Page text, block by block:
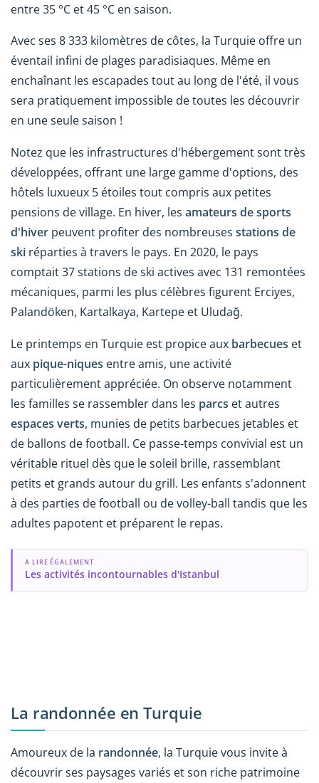
entre 35 °C et 45 °C en saison.
Avec ses 8 333 kilomètres de côtes, la Turquie offre un
éventail infini de plages paradisiaques. Même en
enchaînant les escapades tout au long de l'été, il vous
sera pratiquement impossible de toutes les découvrir
en une seule saison !
Notez que les infrastructures d'hébergement sont très
développées, offrant une large gamme d'options, des
hôtels luxueux 5 étoiles tout compris aux petites
pensions de village. En hiver, les amateurs de sports
d'hiver peuvent profiter des nombreuses stations de
ski réparties à travers le pays. En 2020, le pays
comptait 37 stations de ski actives avec 131 remontées
mécaniques, parmi les plus célèbres figurent Erciyes,
Palandöken, Kartalkaya, Kartepe et Uludağ.
Le printemps en Turquie est propice aux barbecues et
aux pique-niques entre amis, une activité
particulièrement appréciée. On observe notamment
les familles se rassembler dans les parcs et autres
espaces verts, munies de petits barbecues jetables et
de ballons de football. Ce passe-temps convivial est un
véritable rituel dès que le soleil brille, rassemblant
petits et grands autour du grill. Les enfants s'adonnent
à des parties de football ou de volley-ball tandis que les
adultes papotent et préparent le repas.
A LIRE ÉGALEMENT
Les activités incontournables d'Istanbul
La randonnée en Turquie
Amoureux de la randonnée, la Turquie vous invite à
découvrir ses paysages variés et son riche patrimoine